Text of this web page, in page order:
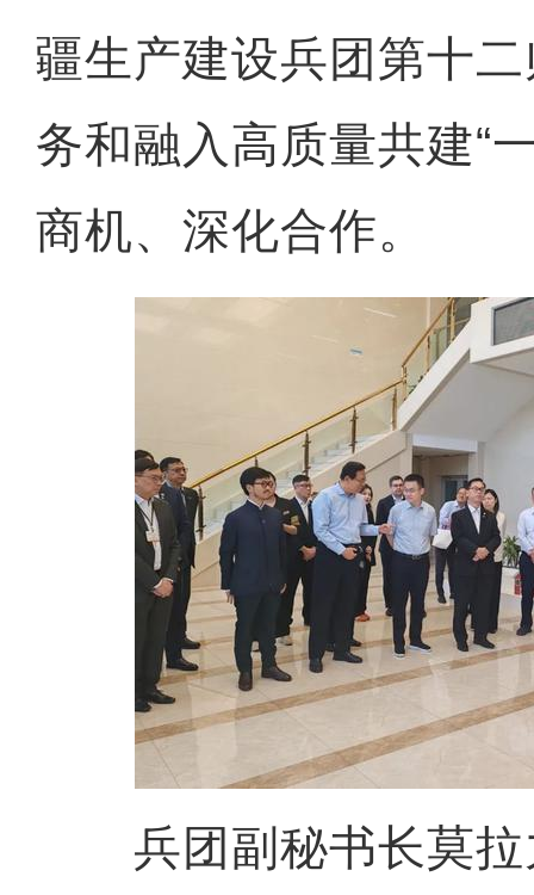
疆生产建设兵团第十
务和融入高质量共建“
商机、深化合作。
兵团副秘书长莫拉